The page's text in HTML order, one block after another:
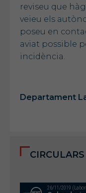
reviseu que
veieu els
poseu en
aviat possible
incidència.
Departament
26/11/2019